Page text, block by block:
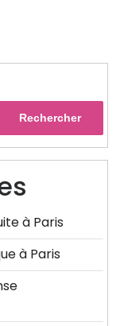
Rechercher
à Paris
à Paris